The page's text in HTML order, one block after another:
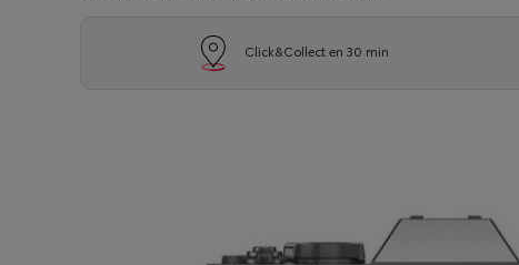
Click&Collect en 30 min